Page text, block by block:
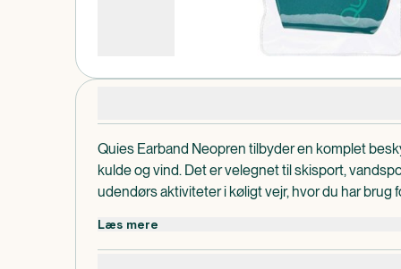
Quies Earband Neopren tilbyder en komplet
kulde og vind. Det er velegnet til skisport,
udendørs aktiviteter i køligt vejr, hvor du har brug
Quies Earband Neopren er så tyndt, at du kan
cykelhjelmen. Derfor er det ideelt til alle, der
Læs mere